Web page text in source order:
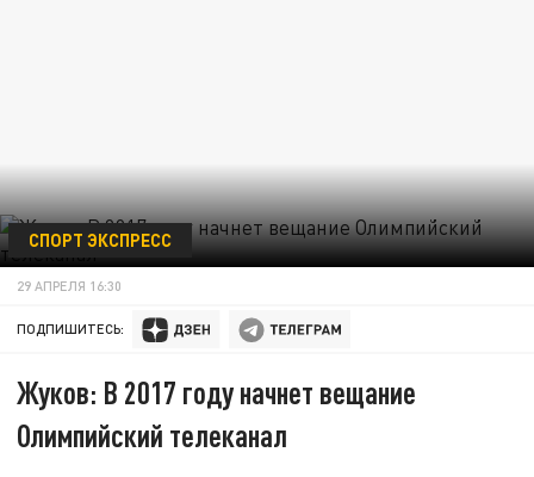
СПОРТ ЭКСПРЕСС
29 АПРЕЛЯ 16:30
ПОДПИШИТЕСЬ:
Жуков: В 2017 году начнет вещание
Олимпийский телеканал